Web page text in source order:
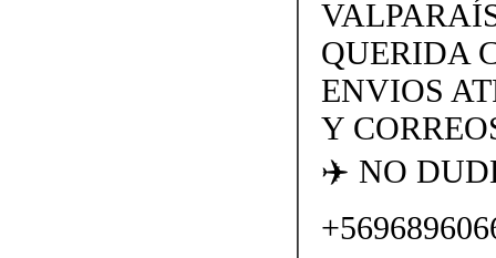
QUERIDA
ENVIOS
Y
✈️ NO